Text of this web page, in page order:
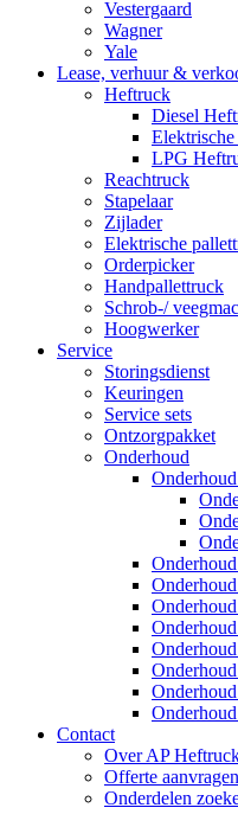
Vestergaard
Wagner
Yale
Lease, verhuur &
Heftruck
Diesel
LPG
Reachtruck
Stapelaar
Zijlader
Elektrische
Orderpicker
Handpallettruck
Schrob-/
Hoogwerker
Service
Storingsdienst
Keuringen
Service sets
Ontzorgpakket
Onderhoud
Contact
Over AP
Offerte aanvragen
Onderdelen